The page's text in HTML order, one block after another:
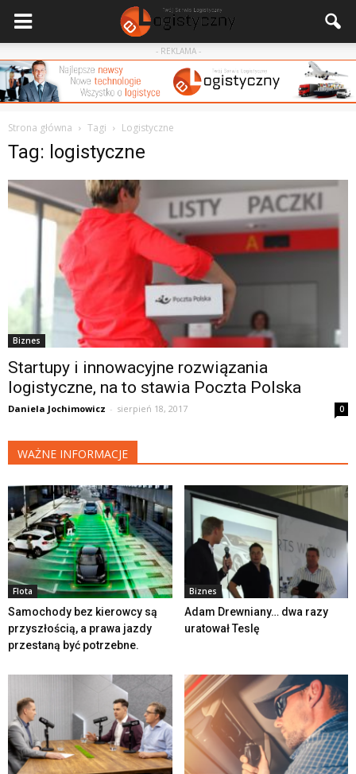
- REKLAMA -
Strona główna Tagi Logistyczne
Tag: logistyczne
Biznes
Startupy i innowacyjne rozwiązania
logistyczne, na to stawia Poczta Polska
Daniela Jochimowicz - sierpień 18, 2017 0
WAŻNE INFORMACJE
Flota
Samochody bez kierowcy są
przyszłością, a prawa jazdy
przestaną być potrzebne.
Biznes
Adam Drewniany… dwa razy
uratował Teslę